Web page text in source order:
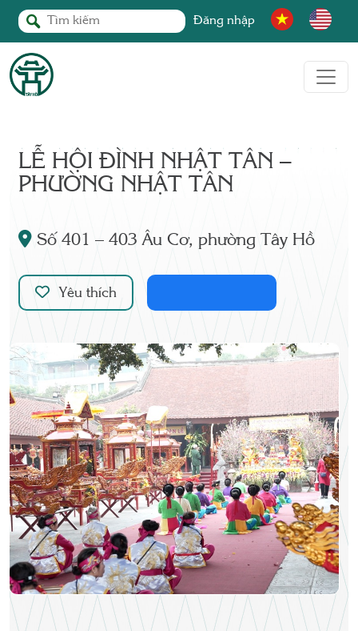
Đăng nhập
LỄ HỘI ĐÌNH NHẬT TÂN –
PHƯỜNG NHẬT TÂN
Số 401 – 403 Âu Cơ, phường Tây Hồ
Yêu thích